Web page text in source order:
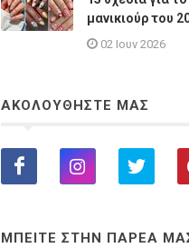
μανικιούρ του
02 Ιουν 2026
ΑΚΟΛΟΥΘΗΣΤΕ ΜΑΣ
ΜΠΕΙΤΕ ΣΤΗΝ ΠΑΡΕΑ